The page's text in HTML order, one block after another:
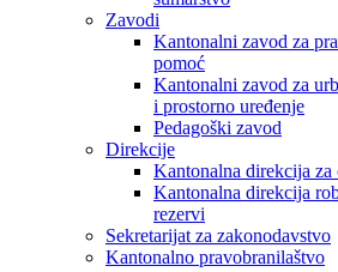
Zavodi
Kantonalni zavod za
pomoć
Kantonalni zavod za
i prostorno uređenje
Pedagoški zavod
Direkcije
Kantonalna direkcija za
Kantonalna direkcija
rezervi
Sekretarijat za zakonodavstvo
Kantonalno pravobranilaštvo